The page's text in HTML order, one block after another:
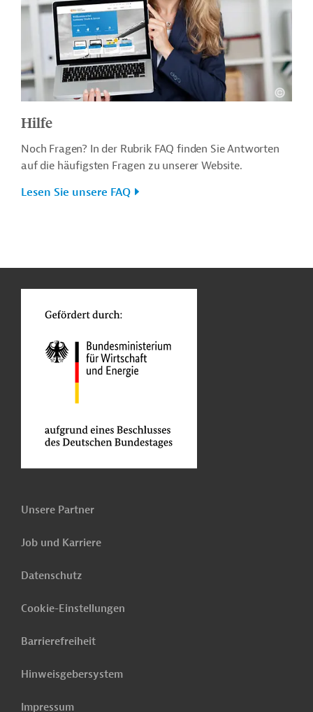
Hilfe
Noch Fragen? In der Rubrik FAQ finden Sie Antworten
auf die häufigsten Fragen zu unserer Website.
Lesen Sie unsere FAQ
Unsere Partner
Job und Karriere
Datenschutz
Cookie-Einstellungen
Barrierefreiheit
Hinweisgebersystem
Impressum